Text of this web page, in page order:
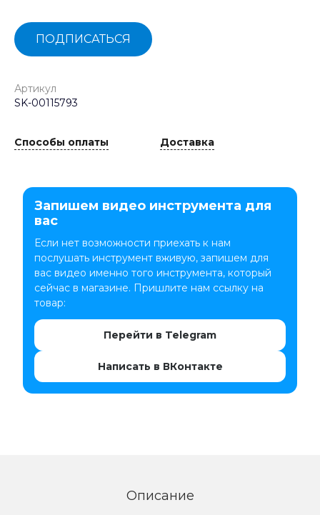
ПОДПИСАТЬСЯ
Артикул
SK-00115793
Способы оплаты Доставка
Запишем видео инструмента для
вас
Если нет возможности приехать к нам
послушать инструмент вживую, запишем для
вас видео именно того инструмента, который
сейчас в магазине. Пришлите нам ссылку на
товар:
Перейти в Telegram
Написать в ВКонтакте
Описание